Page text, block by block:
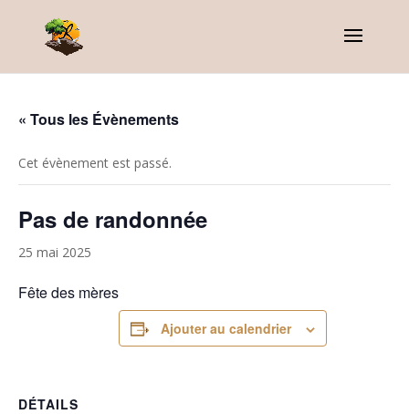
« Tous les Évènements
Cet évènement est passé.
Pas de randonnée
25 mai 2025
Fête des mères
Ajouter au calendrier
DÉTAILS